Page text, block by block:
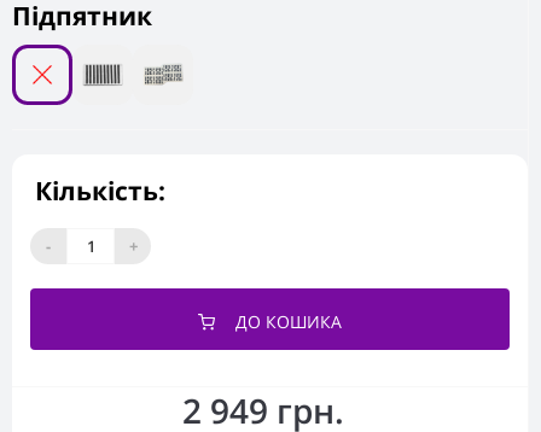
2 949 грн.
Підпятник
Кількість:
- +
ДО КОШИКА